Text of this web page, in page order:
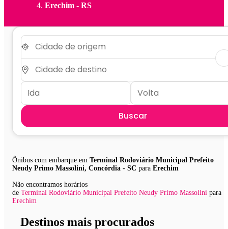
Erechim - RS
Buscar
Ônibus com embarque em Terminal Rodoviário Municipal Prefeito
Neudy Primo Massolini, Concórdia - SC para Erechim
Não encontramos horários
de Terminal Rodoviário Municipal Prefeito Neudy Primo Massolini para
Erechim
Destinos mais procurados